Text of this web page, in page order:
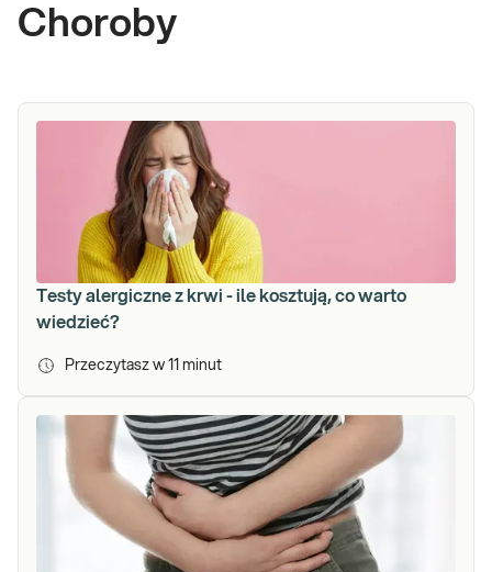
Choroby
Testy alergiczne z krwi - ile kosztują, co warto
wiedzieć?
Przeczytasz w 11 minut